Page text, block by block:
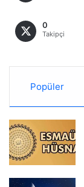
0
Takipçi
Popüler